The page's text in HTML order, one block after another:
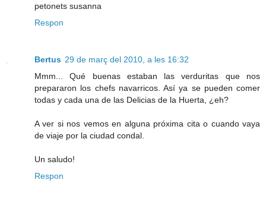
petonets susanna
Respon
Bertus 29 de març del 2010, a les 16:32
Mmm... Qué buenas estaban las verduritas que nos
prepararon los chefs navarricos. Así ya se pueden comer
todas y cada una de las Delicias de la Huerta, ¿eh?
A ver si nos vemos en alguna próxima cita o cuando vaya
de viaje por la ciudad condal.
Un saludo!
Respon